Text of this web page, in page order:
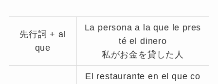
先行詞 + al
que
La persona a la que le pres
té el dinero
私がお金を貸した人
El restaurante en el que co